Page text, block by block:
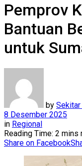
Pemprov
Bantuan
untuk
by
8 Desember 2025
in Regional
Reading Time: 2 mins
Share on Facebook